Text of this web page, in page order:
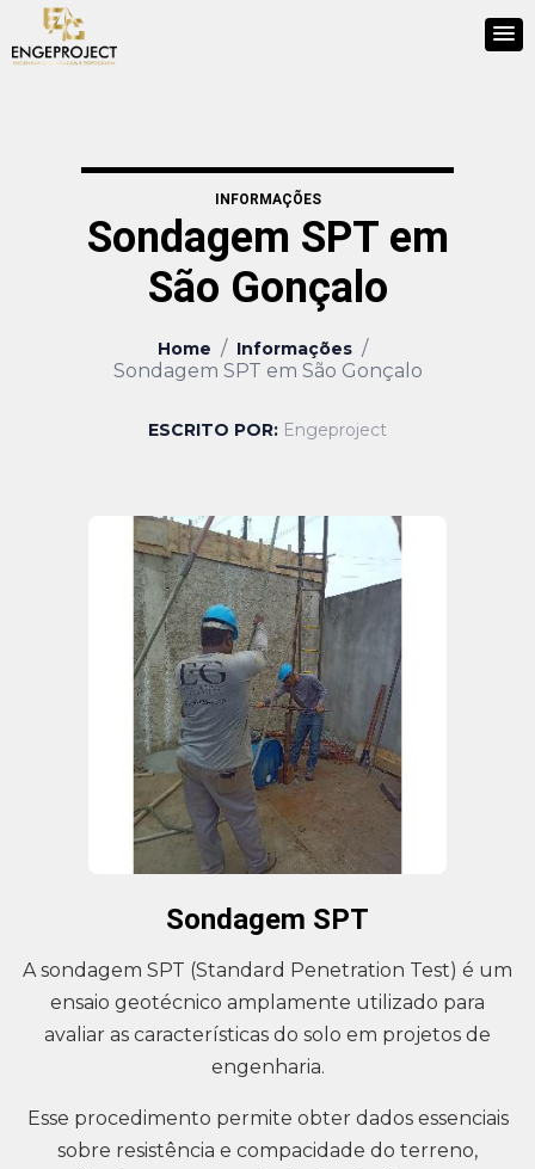
INFORMAÇÕES
Sondagem SPT em
São Gonçalo
Home / Informações /
Sondagem SPT em São Gonçalo
ESCRITO POR: Engeproject
Sondagem SPT
A sondagem SPT (Standard Penetration Test) é um
ensaio geotécnico amplamente utilizado para
avaliar as características do solo em projetos de
engenharia.
Esse procedimento permite obter dados essenciais
sobre resistência e compacidade do terreno,